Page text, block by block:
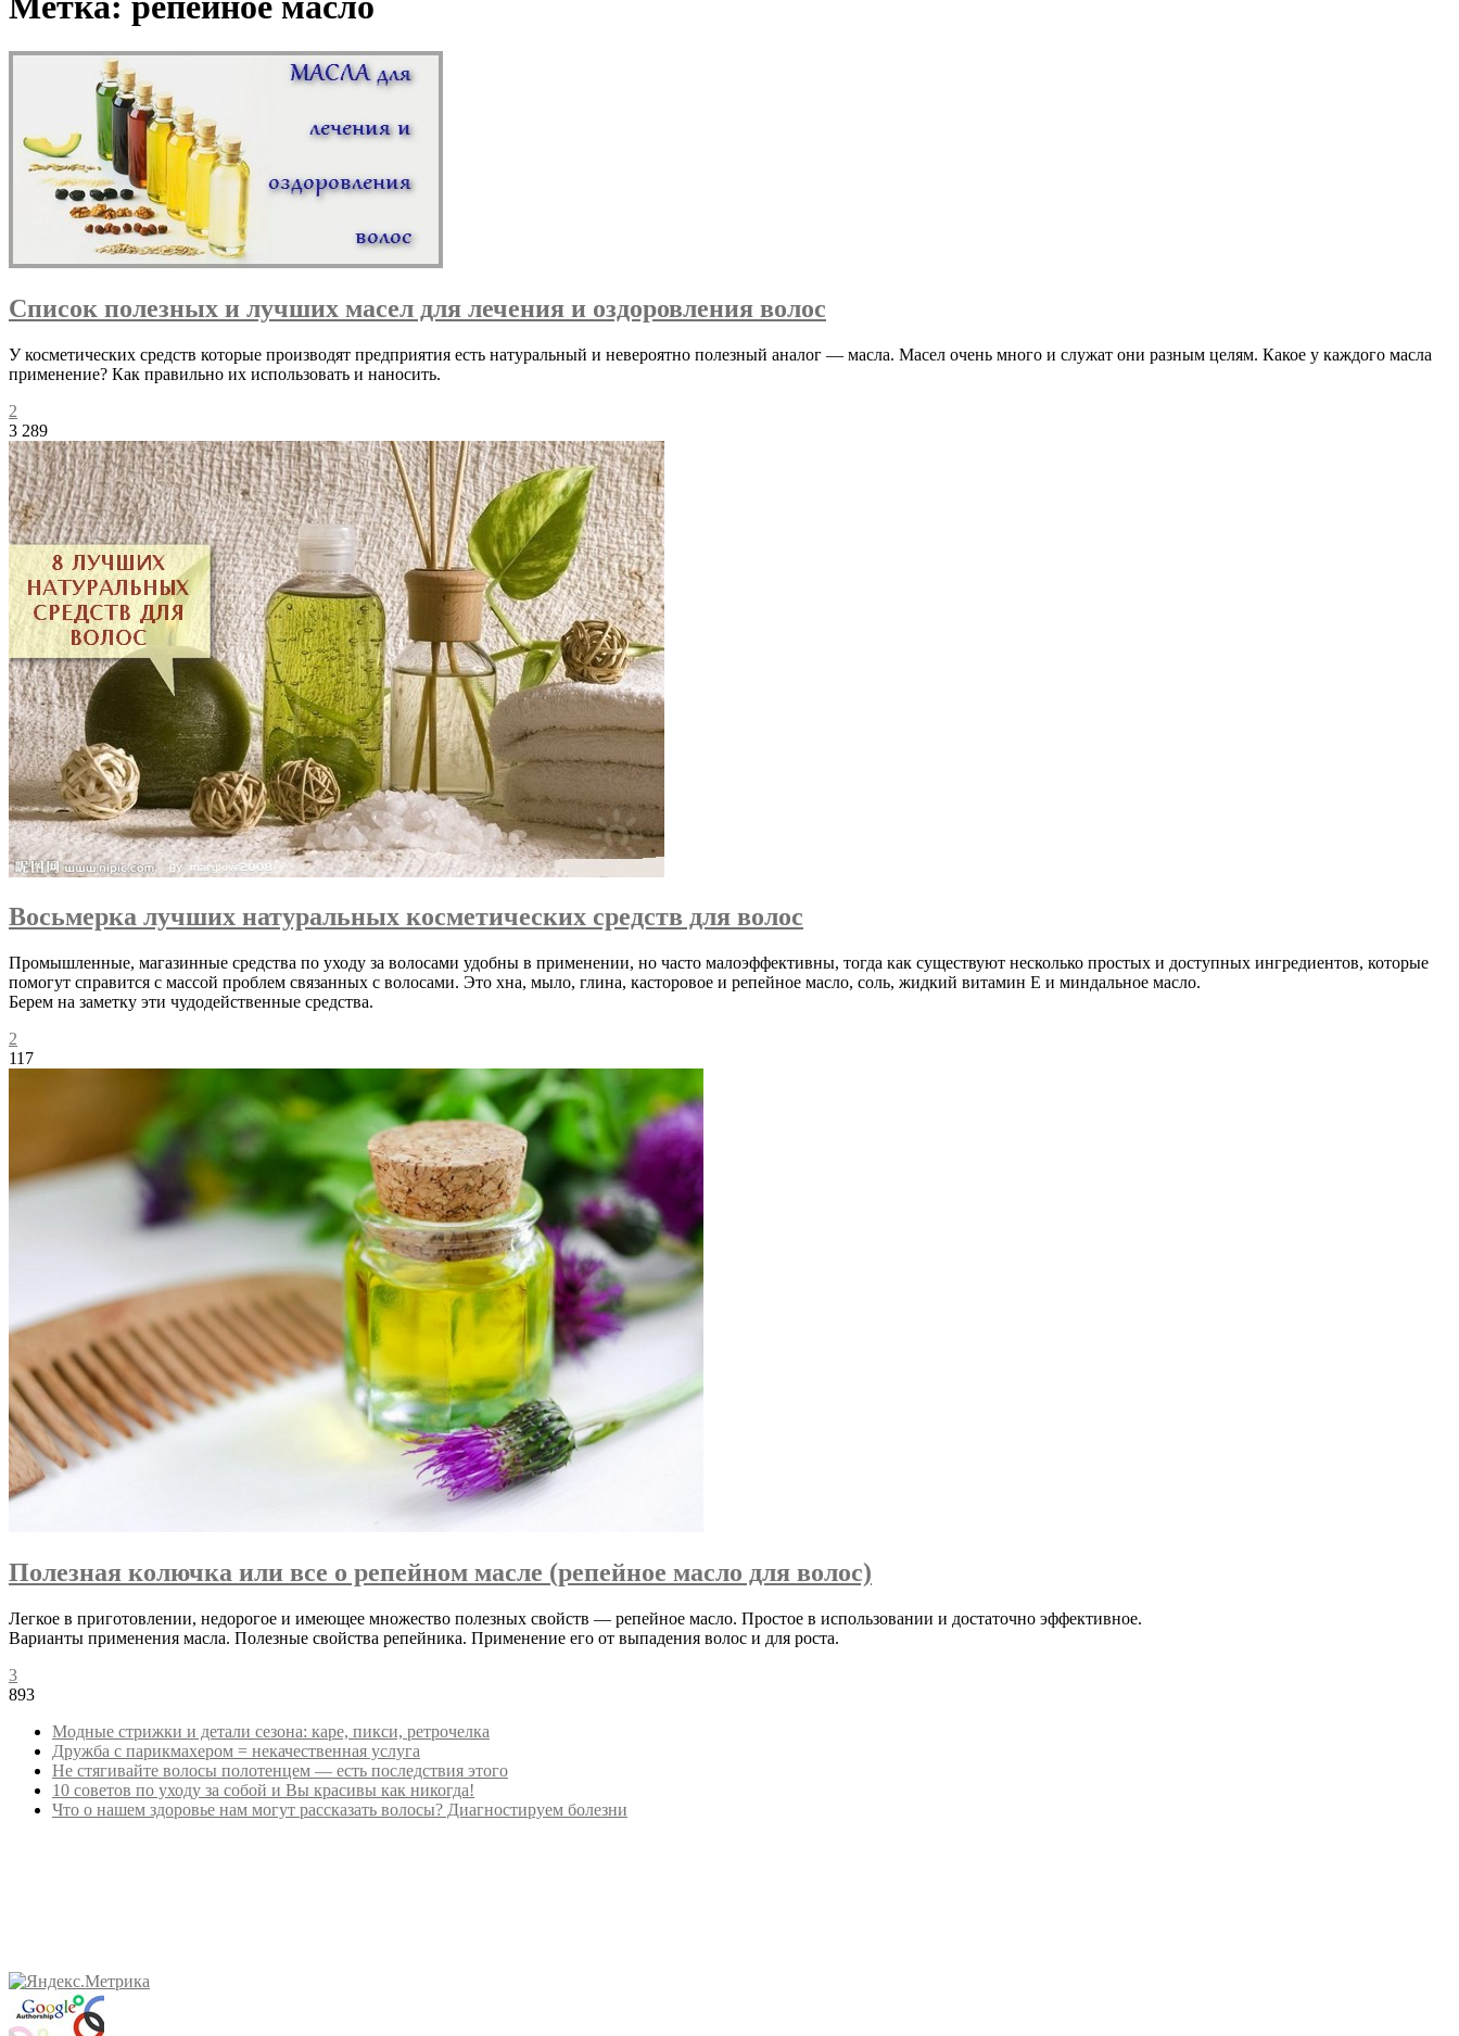
Список полезных и лучших масел для лечения и оздоровления волос
У косметических средств которые производят предприятия есть натуральный и невероятно полезный аналог — масла. Масел очень много и служат они разным целям. Какое у каждого масла
применение? Как правильно их использовать и наносить.
2
3 289
Восьмерка лучших натуральных косметических средств для волос
Промышленные, магазинные средства по уходу за волосами удобны в применении, но часто малоэффективны, тогда как существуют несколько простых и доступных ингредиентов, которые
помогут справится с массой проблем связанных с волосами. Это хна, мыло, глина, касторовое и репейное масло, соль, жидкий витамин Е и миндальное масло.
Берем на заметку эти чудодейственные средства.
2
117
Полезная колючка или все о репейном масле (репейное масло для волос)
Легкое в приготовлении, недорогое и имеющее множество полезных свойств — репейное масло. Простое в использовании и достаточно эффективное.
Варианты применения масла. Полезные свойства репейника. Применение его от выпадения волос и для роста.
3
893
Модные стрижки и детали сезона: каре, пикси, ретрочелка
Дружба с парикмахером = некачественная услуга
Не стягивайте волосы полотенцем — есть последствия этого
10 советов по уходу за собой и Вы красивы как никогда!
Что о нашем здоровье нам могут рассказать волосы? Диагностируем болезни